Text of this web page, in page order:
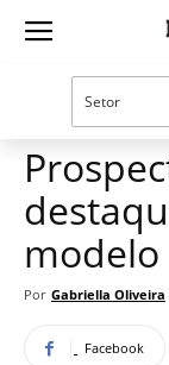
Guia
Mercado de franquias
Por Gabriella Oliveira
Facebook